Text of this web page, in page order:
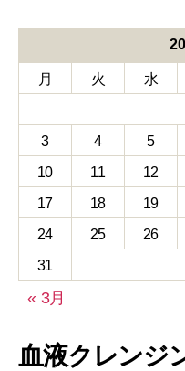
月 火 水
3
4 5
10
11 12
17
18 19
24
25 26
31
« 3月
血液クレンジ